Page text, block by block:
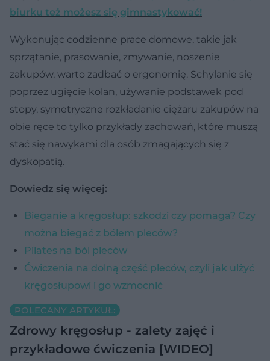
biurku też możesz się gimnastykować!
Wykonując codzienne prace domowe, takie jak
sprzątanie, prasowanie, zmywanie, noszenie
zakupów, warto zadbać o ergonomię. Schylanie się
poprzez ugięcie kolan, używanie podstawek pod
stopy, symetryczne rozkładanie ciężaru zakupów na
obie ręce to tylko przykłady zachowań, które muszą
stać się nawykami dla osób zmagających się z
dyskopatią.
Dowiedz się więcej:
Bieganie a kręgosłup: szkodzi czy pomaga? Czy
można biegać z bólem pleców?
Pilates na ból pleców
Ćwiczenia na dolną część pleców, czyli jak ulżyć
kręgosłupowi i go wzmocnić
POLECANY ARTYKUŁ:
Zdrowy kręgosłup - zalety zajęć i
przykładowe ćwiczenia [WIDEO]